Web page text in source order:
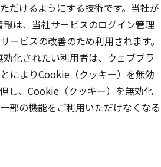
だけるようにする技術です。当社が
は、当社サービスのログイン管理
ービスの改善のため利用されます。
化されたい利用者は、ウェブブラ
によりCookie（クッキー）を無効
し、Cookie（クッキー）を無効化
部の機能をご利用いただけなくなる